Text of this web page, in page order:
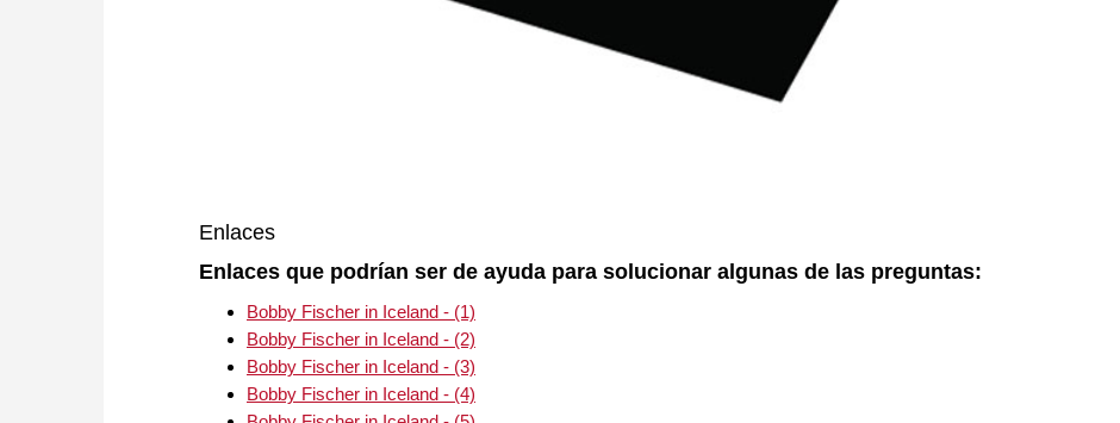
Enlaces
Enlaces que podrían ser de ayuda para solucionar algunas de las preguntas:
Bobby Fischer in Iceland - (1)
Bobby Fischer in Iceland - (2)
Bobby Fischer in Iceland - (3)
Bobby Fischer in Iceland - (4)